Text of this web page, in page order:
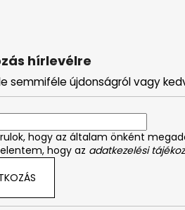
hírlevélre
semmiféle újdonságról vagy
hogy az általam önként
hogy az adatkezelési